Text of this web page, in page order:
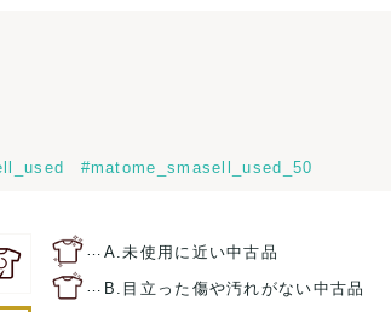
#matome_smasell_used_50
… A.未使用に近い中古品
… B.目立った傷や汚れがない中古品